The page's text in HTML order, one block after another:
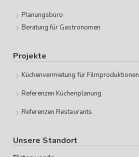
Planungsbüro
Beratung für Gastronomen
Projekte
Küchenvermietung für Filmproduktionen
Referenzen Küchenplanung
Referenzen Restaurants
Unsere Standort